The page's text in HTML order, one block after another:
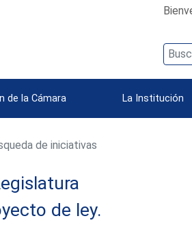
de la Cámara La Institución
de iniciativas
de ley.